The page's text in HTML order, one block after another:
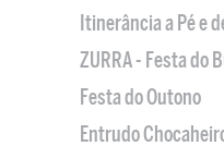
Itinerância a Pé e
ZURRA - Festa do
Festa do Outono
Entrudo